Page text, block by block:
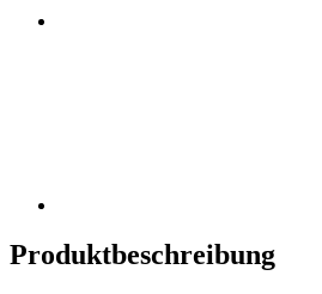
Produktbeschreibung